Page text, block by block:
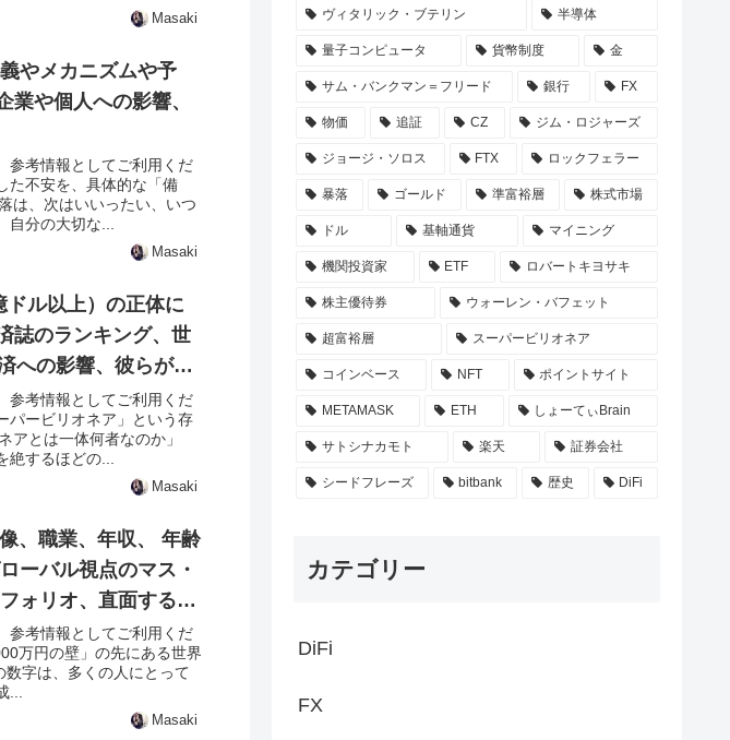
Masaki
やメカニズムや予
業や個人への影響、
参考情報としてご利用くだ
た不安を、具体的な「備
は、次はいいったい、いつ
分の大切な...
Masaki
ル以上）の正体に
誌のランキング、世
への影響、彼らが見
参考情報としてご利用くだ
パービリオネア」という存
アとは一体何者なのか」
絶するほどの...
Masaki
、職業、年収、 年齢
ーバル視点のマス・
ォリオ、直面するリ
参考情報としてご利用くだ
万円の壁」の先にある世界
字は、多くの人にとって
Masaki
ヴィタリック・ブテリン 半導体
量子コンピュータ 貨幣制度 金
サム・バンクマン＝フリード 銀行 FX
物価 追証 CZ ジム・ロジャーズ
ジョージ・ソロス FTX ロックフェラー
暴落 ゴールド 準富裕層 株式市場
ドル 基軸通貨 マイニング
機関投資家 ETF ロバートキヨサキ
株主優待券 ウォーレン・バフェット
超富裕層 スーパービリオネア
コインベース NFT ポイントサイト
METAMASK ETH しょーてぃBrain
サトシナカモト 楽天 証券会社
シードフレーズ bitbank 歴史 DiFi
カテゴリー
DiFi
FX